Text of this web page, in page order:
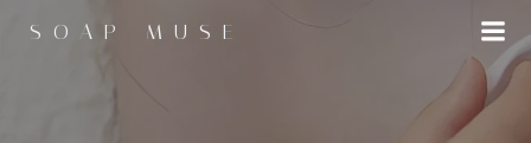
SOAP MUSE